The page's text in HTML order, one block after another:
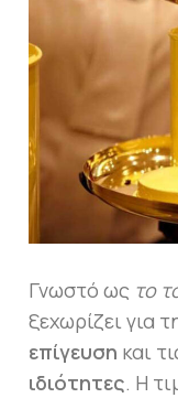
Γνωστό ως το
ξεχωρίζει για
επίγευση και
ιδιότητες. Η